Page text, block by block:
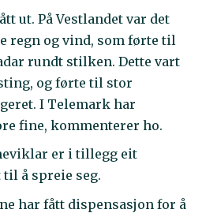
ut. På Vestlandet var det
regn og vind, som førte til
rundt stilken. Dette vart
og førte til stor
I Telemark har
fine, kommenterer ho.
er i tillegg eit
å spreie seg.
har fått dispensasjon for å